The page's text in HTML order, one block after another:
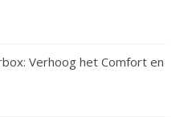
Verhoog het Comfort en